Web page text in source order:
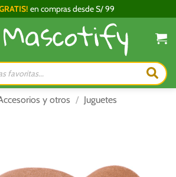
en compras desde S/ 99
y otros / Juguetes